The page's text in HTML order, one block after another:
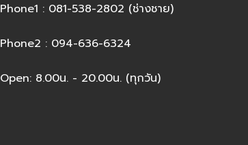
Phone1 : 081-538-2802 (ช่างชาย)
Phone2 : 094-636-6324
Open: 8.00น. - 20.00น. (ทุกวัน)